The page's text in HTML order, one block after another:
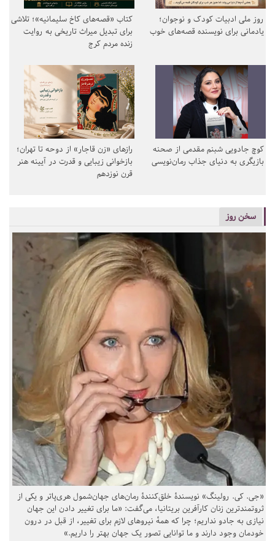
روز ملی ادبیات کودک و نوجوان؛
یادمانی برای نویسنده قصه‌های خوب
کتاب «قصه‌های کاخ سلیمانیه»؛ تلاشی
برای تبدیل میراث تاریخی به روایت
زنده مردم کرج
کوچ جادویی شبنم مقدمی از صحنه
بازیگری به دنیای جذاب رمان‌نویسی
رازهای «زن قاجار» از دوحه تا تهران؛
بازخوانی زیبایی و قدرت در آیینه هنر
قرن نوزدهم
سخن روز
«جی. کی. رولینگ» نویسندهٔ خلق‌کنندهٔ رمان‌های جهان‌شمول هری‌پاتر و یکی از
ثروتمندترین زنان کارآفرین بریتانیا، می‌گفت: «ما برای تغییر دادن این جهان
نیازی به جادو نداریم؛ چرا که همهٔ نیروهای لازم برای تغییر، از قبل در درون
خودمان وجود دارند و ما توانایی تصور یک جهان بهتر را داریم.»